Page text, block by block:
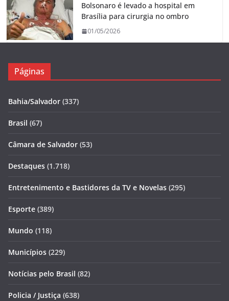
Bolsonaro é levado a hospital em
Brasília para cirurgia no ombro
01/05/2026
Páginas
Bahia/Salvador (337)
Brasil (67)
Câmara de Salvador (53)
Destaques (1.718)
Entretenimento e Bastidores da TV e Novelas (295)
Esporte (389)
Mundo (118)
Municípios (229)
Notícias pelo Brasil (82)
Policia / Justiça (638)